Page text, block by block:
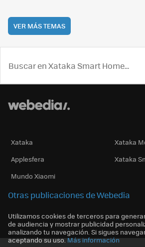
VER MÁS TEMAS
Xataka
Xataka
Applesfera
Xataka
Mundo Xiaomi
Otras publicaciones de Webedia
Utilizamos cookies de terceros para
de audiencia y mostrar publicidad
analizando tu navegación. Si sigues
aceptando su uso. Más información